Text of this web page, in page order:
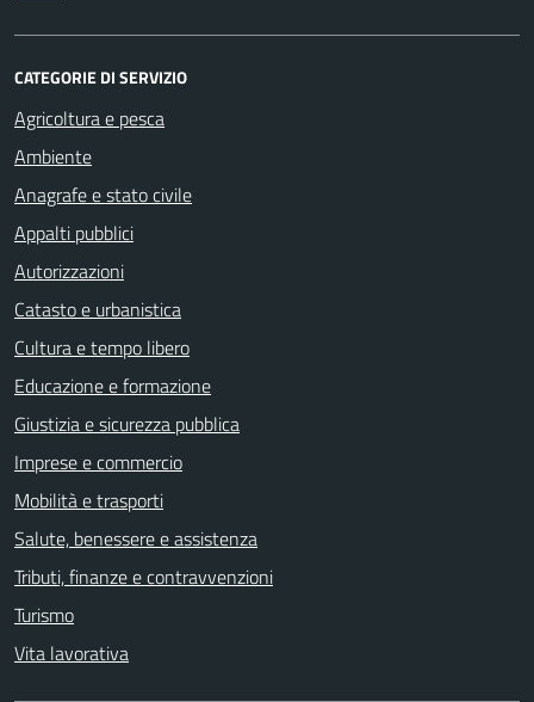
CATEGORIE DI SERVIZIO
Agricoltura e pesca
Ambiente
Anagrafe e stato civile
Appalti pubblici
Autorizzazioni
Catasto e urbanistica
Cultura e tempo libero
Educazione e formazione
Giustizia e sicurezza pubblica
Imprese e commercio
Mobilità e trasporti
Salute, benessere e assistenza
Tributi, finanze e contravvenzioni
Turismo
Vita lavorativa